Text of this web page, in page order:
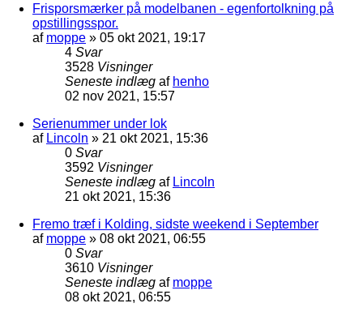
Frisporsmærker på modelbanen - egenfortolkning på
opstillingsspor.
af moppe » 05 okt 2021, 19:17
4 Svar
3528 Visninger
Seneste indlæg af henho
02 nov 2021, 15:57
Serienummer under lok
af Lincoln » 21 okt 2021, 15:36
0 Svar
3592 Visninger
Seneste indlæg af Lincoln
21 okt 2021, 15:36
Fremo træf i Kolding, sidste weekend i September
af moppe » 08 okt 2021, 06:55
0 Svar
3610 Visninger
Seneste indlæg af moppe
08 okt 2021, 06:55